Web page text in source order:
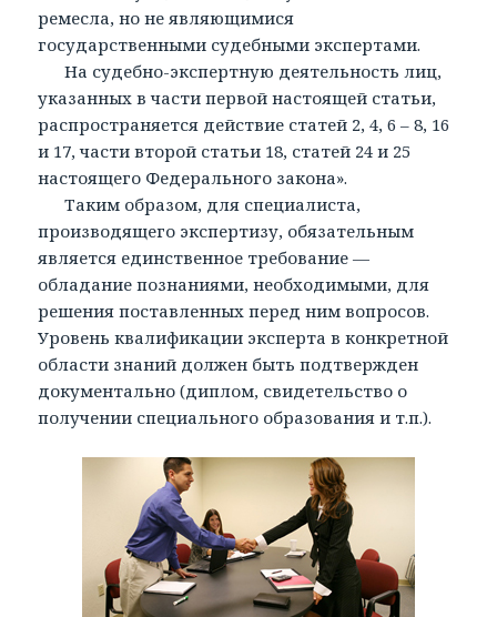
ремесла, но не являющимися
государственными судебными экспертами.
На судебно-экспертную деятельность лиц,
указанных в части первой настоящей статьи,
распространяется действие статей 2, 4, 6 – 8, 16
и 17, части второй статьи 18, статей 24 и 25
настоящего Федерального закона».
Таким образом, для специалиста,
производящего экспертизу, обязательным
является единственное требование —
обладание познаниями, необходимыми, для
решения поставленных перед ним вопросов.
Уровень квалификации эксперта в конкретной
области знаний должен быть подтвержден
документально (диплом, свидетельство о
получении специального образования и т.п.).